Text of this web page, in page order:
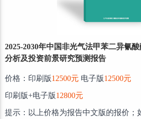
2025-2030年中国非光气法甲苯二异氰
分析及投资前景研究预测报告
价格：印刷版12500元 电子版12500元
印刷版+电子版12800元
提示：以上价格为报告中文版的报价；